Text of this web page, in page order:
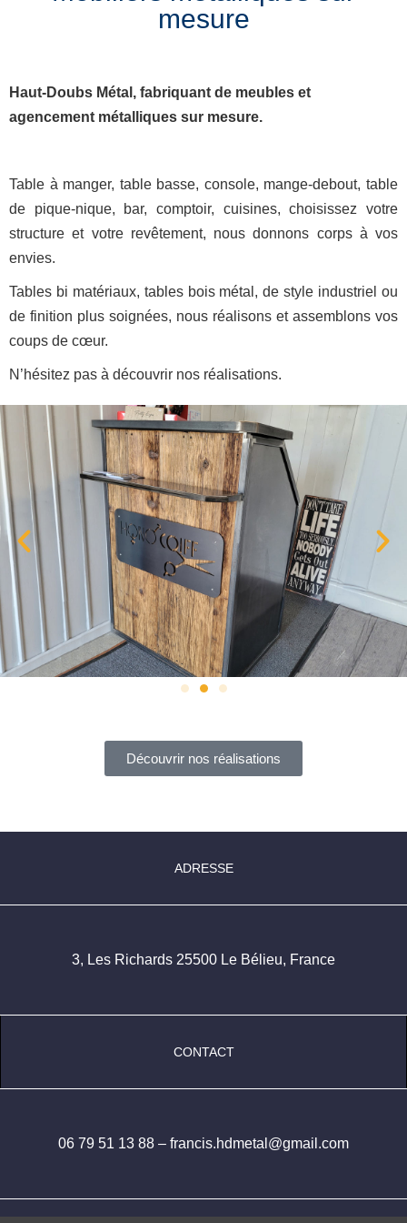
mesure
Haut-Doubs Métal, fabriquant de meubles et
agencement métalliques sur mesure.
Table à manger, table basse, console, mange-debout, table
de pique-nique, bar, comptoir, cuisines, choisissez votre
structure et votre revêtement, nous donnons corps à vos
envies.
Tables bi matériaux, tables bois métal, de style industriel ou
de finition plus soignées, nous réalisons et assemblons vos
coups de cœur.
N’hésitez pas à découvrir nos réalisations.
Découvrir nos réalisations
ADRESSE
3, Les Richards 25500 Le Bélieu, France
CONTACT
06 79 51 13 88 – francis.hdmetal@gmail.com